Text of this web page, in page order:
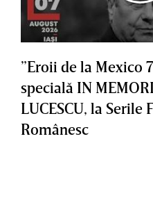
”Eroii de la Mexico
specială IN
LUCESCU, la Serile
Românesc